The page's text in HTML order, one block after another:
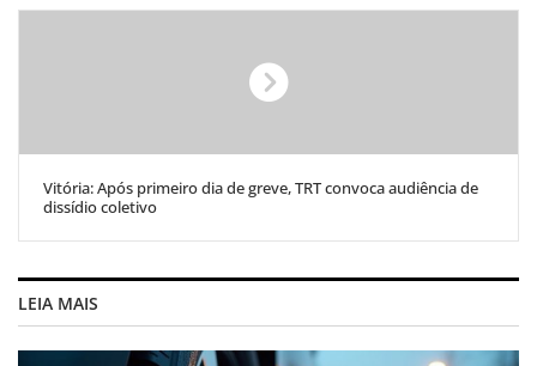
Vitória: Após primeiro dia de greve, TRT convoca audiência de
dissídio coletivo
LEIA MAIS